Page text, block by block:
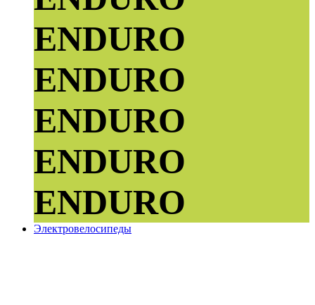
ENDURO
ENDURO
ENDURO
ENDURO
ENDURO
Электровелосипеды